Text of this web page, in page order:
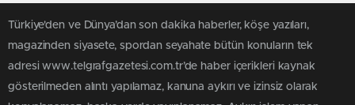
Türkiye'den ve Dünya’dan son dakika haberler, köşe yazıları,
magazinden siyasete, spordan seyahate bütün konuların tek
adresi www.telgrafgazetesi.com.tr’de haber içerikleri kaynak
gösterilmeden alıntı yapılamaz, kanuna aykırı ve izinsiz olarak